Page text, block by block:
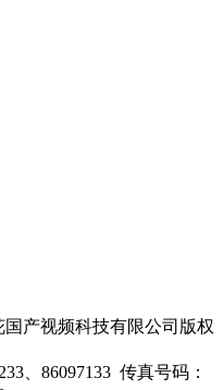
产视频科技有限公司 版权
、86097133 传真号码：